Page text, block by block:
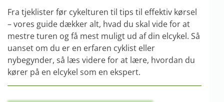
Fra tjeklister før cykelturen til tips til effektiv kørsel
– vores guide dækker alt, hvad du skal vide for at
mestre turen og få mest muligt ud af din elcykel. Så
uanset om du er en erfaren cyklist eller
nybegynder, så læs videre for at lære, hvordan du
kører på en elcykel som en ekspert.